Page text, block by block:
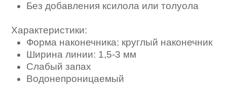
Без добавления ксилола или толуола
Характеристики:
Форма наконечника: круглый наконечник
Ширина линии: 1,5-3 мм
Слабый запах
Водонепроницаемый